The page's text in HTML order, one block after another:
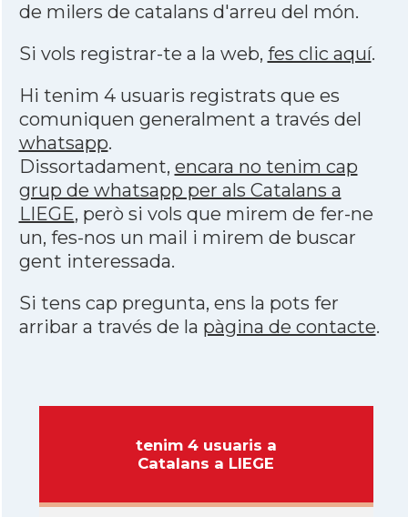
de milers de catalans d'arreu del món.
Si vols registrar-te a la web, fes clic aquí.
Hi tenim 4 usuaris registrats que es
comuniquen generalment a través del
whatsapp.
Dissortadament, encara no tenim cap
grup de whatsapp per als Catalans a
LIEGE, però si vols que mirem de fer-ne
un, fes-nos un mail i mirem de buscar
gent interessada.
Si tens cap pregunta, ens la pots fer
arribar a través de la pàgina de contacte.
tenim 4 usuaris a
Catalans a LIEGE